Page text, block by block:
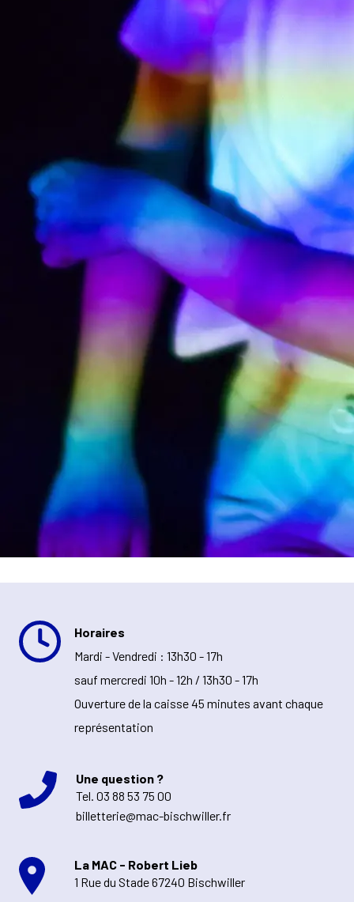
Horaires
Mardi - Vendredi : 13h30 - 17h
sauf mercredi 10h - 12h / 13h30 - 17h
Ouverture de la caisse 45 minutes avant chaque
représentation
Une question ?
Tel. 03 88 53 75 00
billetterie@mac-bischwiller.fr
La MAC - Robert Lieb
1 Rue du Stade 67240 Bischwiller